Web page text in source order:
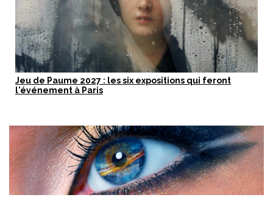
Jeu de Paume 2027 : les six expositions qui feront
l'événement à Paris